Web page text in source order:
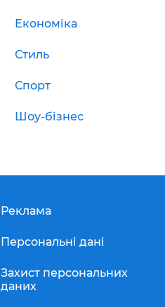
Економіка
Стиль
Спорт
Шоу-бізнес
Реклама
Персональні дані
Захист персональних
даних